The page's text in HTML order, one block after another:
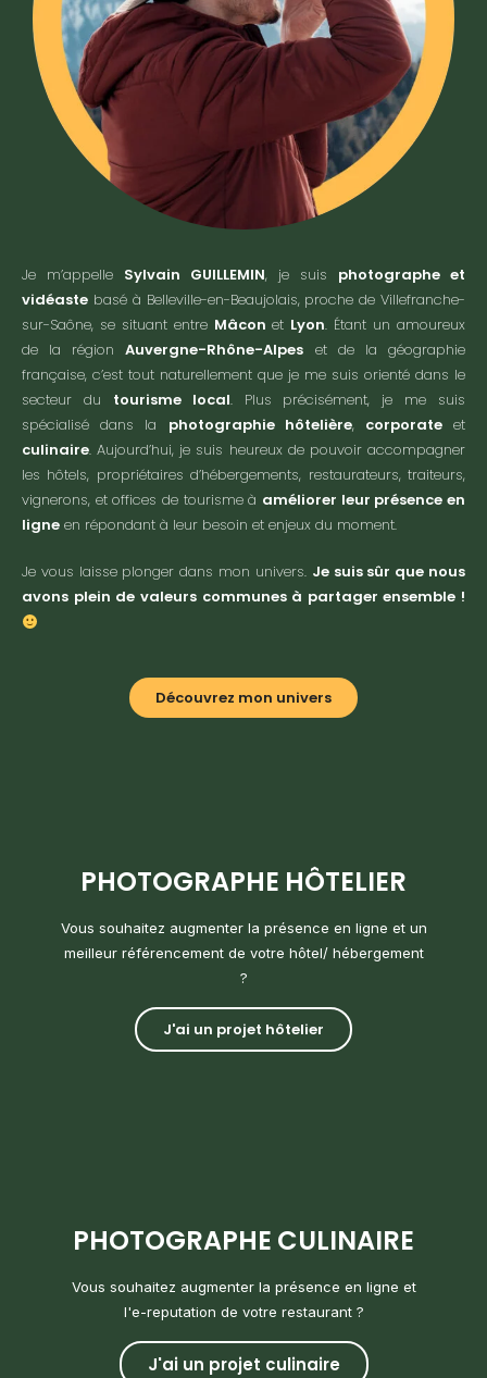
Je m’appelle Sylvain GUILLEMIN, je suis photographe et
vidéaste basé à Belleville-en-Beaujolais, proche de Villefranche-
sur-Saône, se situant entre Mâcon et Lyon. Étant un amoureux
de la régionAuvergne-Rhône-Alpes et de la géographie
française, c’est tout naturellement que je me suis orienté dans le
secteur du tourisme local. Plus précisément, je me suis
spécialisé dans la photographie hôtelière, corporateet
culinaire. Aujourd’hui, je suis heureux de pouvoir accompagner
les hôtels, propriétaires d’hébergements, restaurateurs, traiteurs,
vignerons, et offices de tourisme à améliorer leur présence en
ligne en répondant à leur besoin et enjeux du moment.
Je vous laisse plonger dans mon univers. Je suis sûr que nous
avons plein de valeurs communes à partager ensemble !
Découvrez mon univers
PHOTOGRAPHE HÔTELIER
Vous souhaitez augmenter la présence en ligne et un
meilleur référencement de votre hôtel/ hébergement
?
J'ai un projet hôtelier
PHOTOGRAPHE CULINAIRE
Vous souhaitez augmenter la présence en ligne et
l'e-reputation de votre restaurant ?
J'ai un projet culinaire